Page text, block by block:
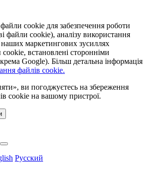
cookie для забезпечення роботи
файли cookie), аналізу використання
маркетингових зусиллях
встановлені сторонніми
Google). Більш детальна інформація
файлів cookie.
ви погоджуєтесь на збереження
cookie на вашому пристрої.
Русский